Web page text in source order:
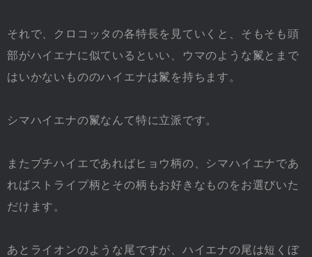
それで、クロコッタの各特長を見ていくと、そもそも頭
部がハイエナに似ているといい、ウマのような鬣とまで
はいかないもののハイエナは鬣を持ちます。
シマハイエナの鬣なんて特に立派です。
またブチハイエであればヒョウ柄の、シマハイエナであ
ればストライプ柄とその柄もお好きなものをお選びいた
だけます。
あとライオンのような尾ですが、ハイエナの尾は短くぼ